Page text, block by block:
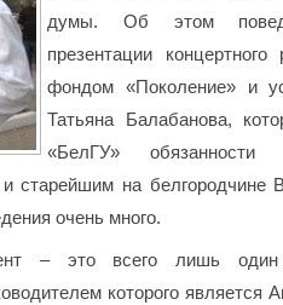
думы. Об этом
презентации концертного
фондом «Поколение» и
Татьяна Балабанова,
«БелГУ» обязанности
старейшим на белгородчине
очень много.
– это всего лишь один
которого является